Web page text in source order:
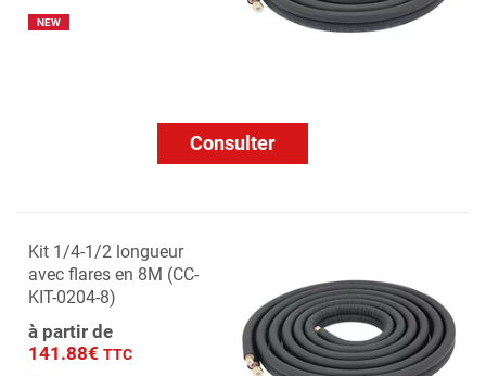
NEW
Consulter
Kit 1/4-1/2 longueur
avec flares en 8M (CC-
KIT-0204-8)
à partir de
141.88€ TTC